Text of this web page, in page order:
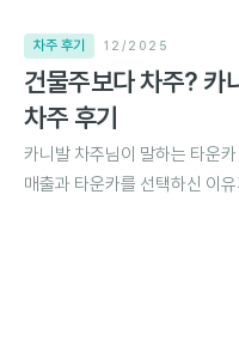
차주 후기 12/2025
건물주보다 차주? 카
차주 후기
카니발 차주님이 말하는 타운
매출과 타운카를 선택하신 이